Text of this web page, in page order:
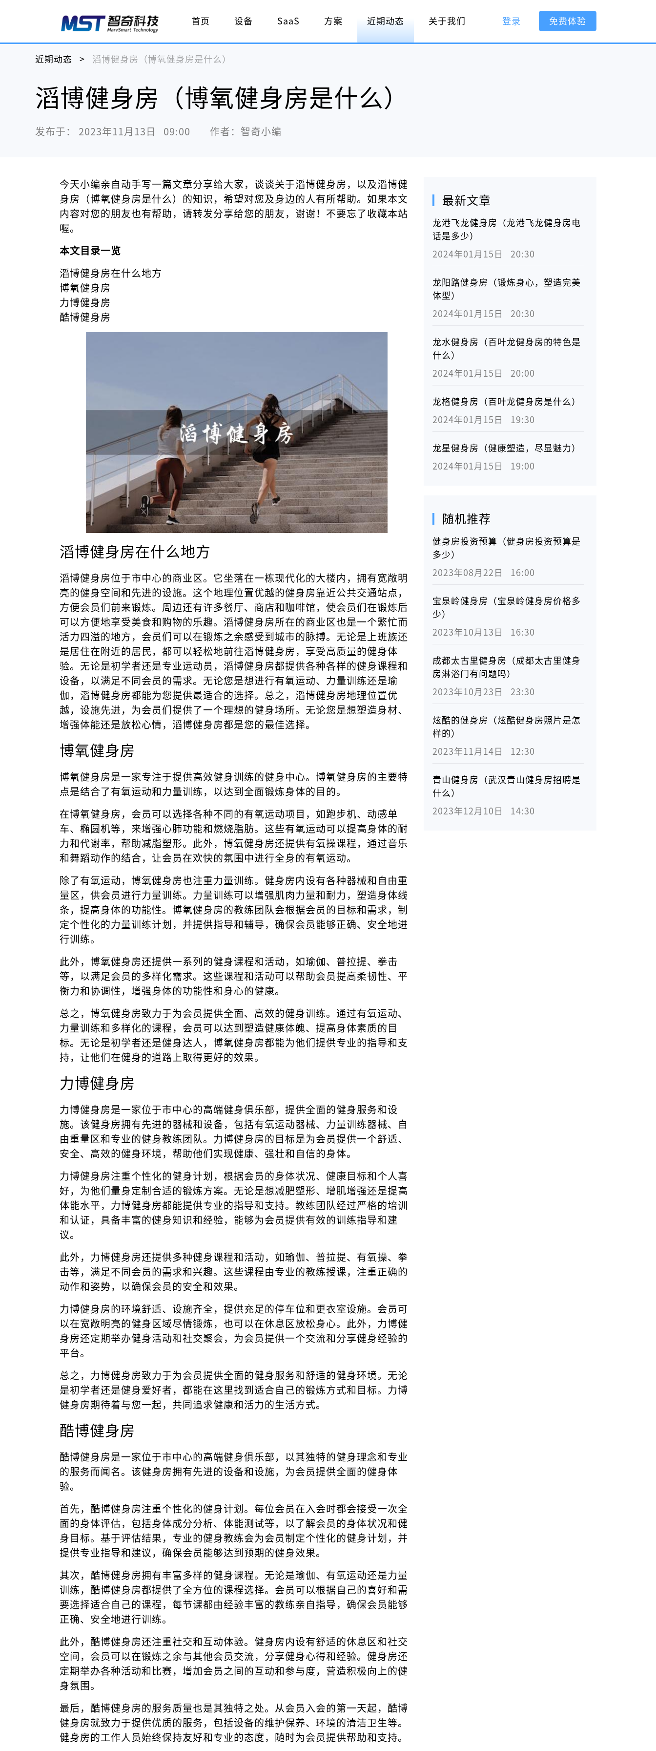
首页 设备 SaaS 方案 近期动态 关于我们 登录 免费体验
近期动态 > 滔博健身房（博氧健身房是什么）
滔博健身房（博氧健身房是什么）
发布于： 2023年11月13日   09:00 作者：智奇小编
今天小编亲自动手写一篇文章分享给大家，谈谈关于滔博健身房，以及滔博健
身房（博氧健身房是什么）的知识，希望对您及身边的人有所帮助。如果本文
内容对您的朋友也有帮助，请转发分享给您的朋友，谢谢！不要忘了收藏本站
喔。
本文目录一览
滔博健身房在什么地方
博氧健身房
力博健身房
酷博健身房
滔博健身房在什么地方
滔博健身房位于市中心的商业区。它坐落在一栋现代化的大楼内，拥有宽敞明
亮的健身空间和先进的设施。这个地理位置优越的健身房靠近公共交通站点，
方便会员们前来锻炼。周边还有许多餐厅、商店和咖啡馆，使会员们在锻炼后
可以方便地享受美食和购物的乐趣。滔博健身房所在的商业区也是一个繁忙而
活力四溢的地方，会员们可以在锻炼之余感受到城市的脉搏。无论是上班族还
是居住在附近的居民，都可以轻松地前往滔博健身房，享受高质量的健身体
验。无论是初学者还是专业运动员，滔博健身房都提供各种各样的健身课程和
设备，以满足不同会员的需求。无论您是想进行有氧运动、力量训练还是瑜
伽，滔博健身房都能为您提供最适合的选择。总之，滔博健身房地理位置优
越，设施先进，为会员们提供了一个理想的健身场所。无论您是想塑造身材、
增强体能还是放松心情，滔博健身房都是您的最佳选择。
博氧健身房
博氧健身房是一家专注于提供高效健身训练的健身中心。博氧健身房的主要特
点是结合了有氧运动和力量训练，以达到全面锻炼身体的目的。
在博氧健身房，会员可以选择各种不同的有氧运动项目，如跑步机、动感单
车、椭圆机等，来增强心肺功能和燃烧脂肪。这些有氧运动可以提高身体的耐
力和代谢率，帮助减脂塑形。此外，博氧健身房还提供有氧操课程，通过音乐
和舞蹈动作的结合，让会员在欢快的氛围中进行全身的有氧运动。
除了有氧运动，博氧健身房也注重力量训练。健身房内设有各种器械和自由重
量区，供会员进行力量训练。力量训练可以增强肌肉力量和耐力，塑造身体线
条，提高身体的功能性。博氧健身房的教练团队会根据会员的目标和需求，制
定个性化的力量训练计划，并提供指导和辅导，确保会员能够正确、安全地进
行训练。
此外，博氧健身房还提供一系列的健身课程和活动，如瑜伽、普拉提、拳击
等，以满足会员的多样化需求。这些课程和活动可以帮助会员提高柔韧性、平
衡力和协调性，增强身体的功能性和身心的健康。
总之，博氧健身房致力于为会员提供全面、高效的健身训练。通过有氧运动、
力量训练和多样化的课程，会员可以达到塑造健康体魄、提高身体素质的目
标。无论是初学者还是健身达人，博氧健身房都能为他们提供专业的指导和支
持，让他们在健身的道路上取得更好的效果。
力博健身房
力博健身房是一家位于市中心的高端健身俱乐部，提供全面的健身服务和设
施。该健身房拥有先进的器械和设备，包括有氧运动器械、力量训练器械、自
由重量区和专业的健身教练团队。力博健身房的目标是为会员提供一个舒适、
安全、高效的健身环境，帮助他们实现健康、强壮和自信的身体。
力博健身房注重个性化的健身计划，根据会员的身体状况、健康目标和个人喜
好，为他们量身定制合适的锻炼方案。无论是想减肥塑形、增肌增强还是提高
体能水平，力博健身房都能提供专业的指导和支持。教练团队经过严格的培训
和认证，具备丰富的健身知识和经验，能够为会员提供有效的训练指导和建
议。
此外，力博健身房还提供多种健身课程和活动，如瑜伽、普拉提、有氧操、拳
击等，满足不同会员的需求和兴趣。这些课程由专业的教练授课，注重正确的
动作和姿势，以确保会员的安全和效果。
力博健身房的环境舒适、设施齐全，提供充足的停车位和更衣室设施。会员可
以在宽敞明亮的健身区域尽情锻炼，也可以在休息区放松身心。此外，力博健
身房还定期举办健身活动和社交聚会，为会员提供一个交流和分享健身经验的
平台。
总之，力博健身房致力于为会员提供全面的健身服务和舒适的健身环境。无论
是初学者还是健身爱好者，都能在这里找到适合自己的锻炼方式和目标。力博
健身房期待着与您一起，共同追求健康和活力的生活方式。
酷博健身房
酷博健身房是一家位于市中心的高端健身俱乐部，以其独特的健身理念和专业
的服务而闻名。该健身房拥有先进的设备和设施，为会员提供全面的健身体
验。
首先，酷博健身房注重个性化的健身计划。每位会员在入会时都会接受一次全
面的身体评估，包括身体成分分析、体能测试等，以了解会员的身体状况和健
身目标。基于评估结果，专业的健身教练会为会员制定个性化的健身计划，并
提供专业指导和建议，确保会员能够达到预期的健身效果。
其次，酷博健身房拥有丰富多样的健身课程。无论是瑜伽、有氧运动还是力量
训练，酷博健身房都提供了全方位的课程选择。会员可以根据自己的喜好和需
要选择适合自己的课程，每节课都由经验丰富的教练亲自指导，确保会员能够
正确、安全地进行训练。
此外，酷博健身房还注重社交和互动体验。健身房内设有舒适的休息区和社交
空间，会员可以在锻炼之余与其他会员交流，分享健身心得和经验。健身房还
定期举办各种活动和比赛，增加会员之间的互动和参与度，营造积极向上的健
身氛围。
最后，酷博健身房的服务质量也是其独特之处。从会员入会的第一天起，酷博
健身房就致力于提供优质的服务，包括设备的维护保养、环境的清洁卫生等。
健身房的工作人员始终保持友好和专业的态度，随时为会员提供帮助和支持。
最新文章
龙港飞龙健身房（龙港飞龙健身房电
话是多少）
2024年01月15日   20:30
龙阳路健身房（锻炼身心，塑造完美
体型）
2024年01月15日   20:30
龙水健身房（百叶龙健身房的特色是
什么）
2024年01月15日   20:00
龙格健身房（百叶龙健身房是什么）
2024年01月15日   19:30
龙星健身房（健康塑造，尽显魅力）
2024年01月15日   19:00
随机推荐
健身房投资预算（健身房投资预算是
多少）
2023年08月22日   16:00
宝泉岭健身房（宝泉岭健身房价格多
少）
2023年10月13日   16:30
成都太古里健身房（成都太古里健身
房淋浴门有问题吗）
2023年10月23日   23:30
炫酷的健身房（炫酷健身房照片是怎
样的）
2023年11月14日   12:30
青山健身房（武汉青山健身房招聘是
什么）
2023年12月10日   14:30